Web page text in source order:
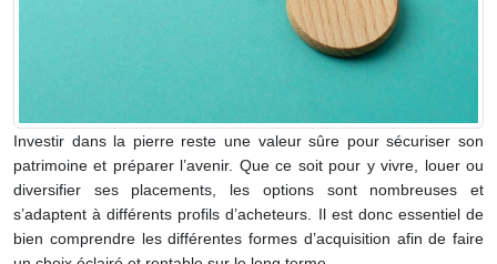
Investir dans la pierre reste une valeur sûre pour sécuriser son
patrimoine et préparer l’avenir. Que ce soit pour y vivre, louer ou
diversifier ses placements, les options sont nombreuses et
s’adaptent à différents profils d’acheteurs. Il est donc essentiel de
bien comprendre les différentes formes d’acquisition afin de faire